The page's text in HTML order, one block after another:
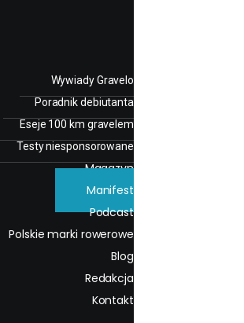
Wywiady Gravelo
Poradnik debiutanta
Eseje 100 km gravelem
Testy niesponsorowane
Magazyn
Manifest
Podcast
Polskie marki rowerowe
Blog
Redakcja
Kontakt